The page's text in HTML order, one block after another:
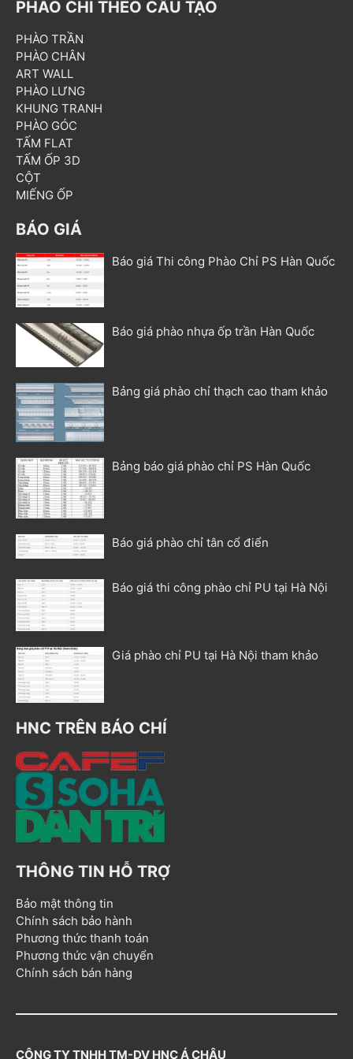
PHÀO CHỈ THEO CẤU TẠO
PHÀO TRẦN
PHÀO CHÂN
ART WALL
PHÀO LƯNG
KHUNG TRANH
PHÀO GÓC
TẤM FLAT
TẤM ỐP 3D
CỘT
MIẾNG ỐP
BÁO GIÁ
Báo giá Thi công Phào Chỉ PS Hàn Quốc
Báo giá phào nhựa ốp trần Hàn Quốc
Bảng giá phào chỉ thạch cao tham khảo
Bảng báo giá phào chỉ PS Hàn Quốc
Báo giá phào chỉ tân cổ điển
Báo giá thi công phào chỉ PU tại Hà Nội
Giá phào chỉ PU tại Hà Nội tham khảo
HNC TRÊN BÁO CHÍ
THÔNG TIN HỖ TRỢ
Bảo mật thông tin
Chính sách bảo hành
Phương thức thanh toán
Phương thức vận chuyển
Chính sách bán hàng
CÔNG TY TNHH TM-DV HNC Á CHÂU